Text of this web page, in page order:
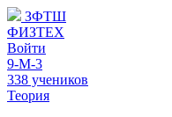
ЗФТШ
ФИЗТЕХ
Войти
9-М-3
338 учеников
Теория